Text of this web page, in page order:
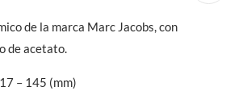
de la marca Marc Jacobs, con
de acetato.
– 145 (mm)